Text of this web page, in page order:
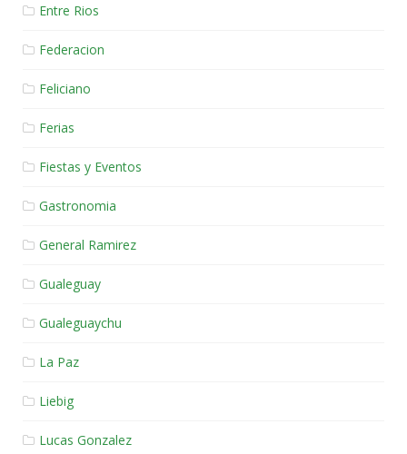
Entre Rios
Federacion
Feliciano
Ferias
Fiestas y Eventos
Gastronomia
General Ramirez
Gualeguay
Gualeguaychu
La Paz
Liebig
Lucas Gonzalez